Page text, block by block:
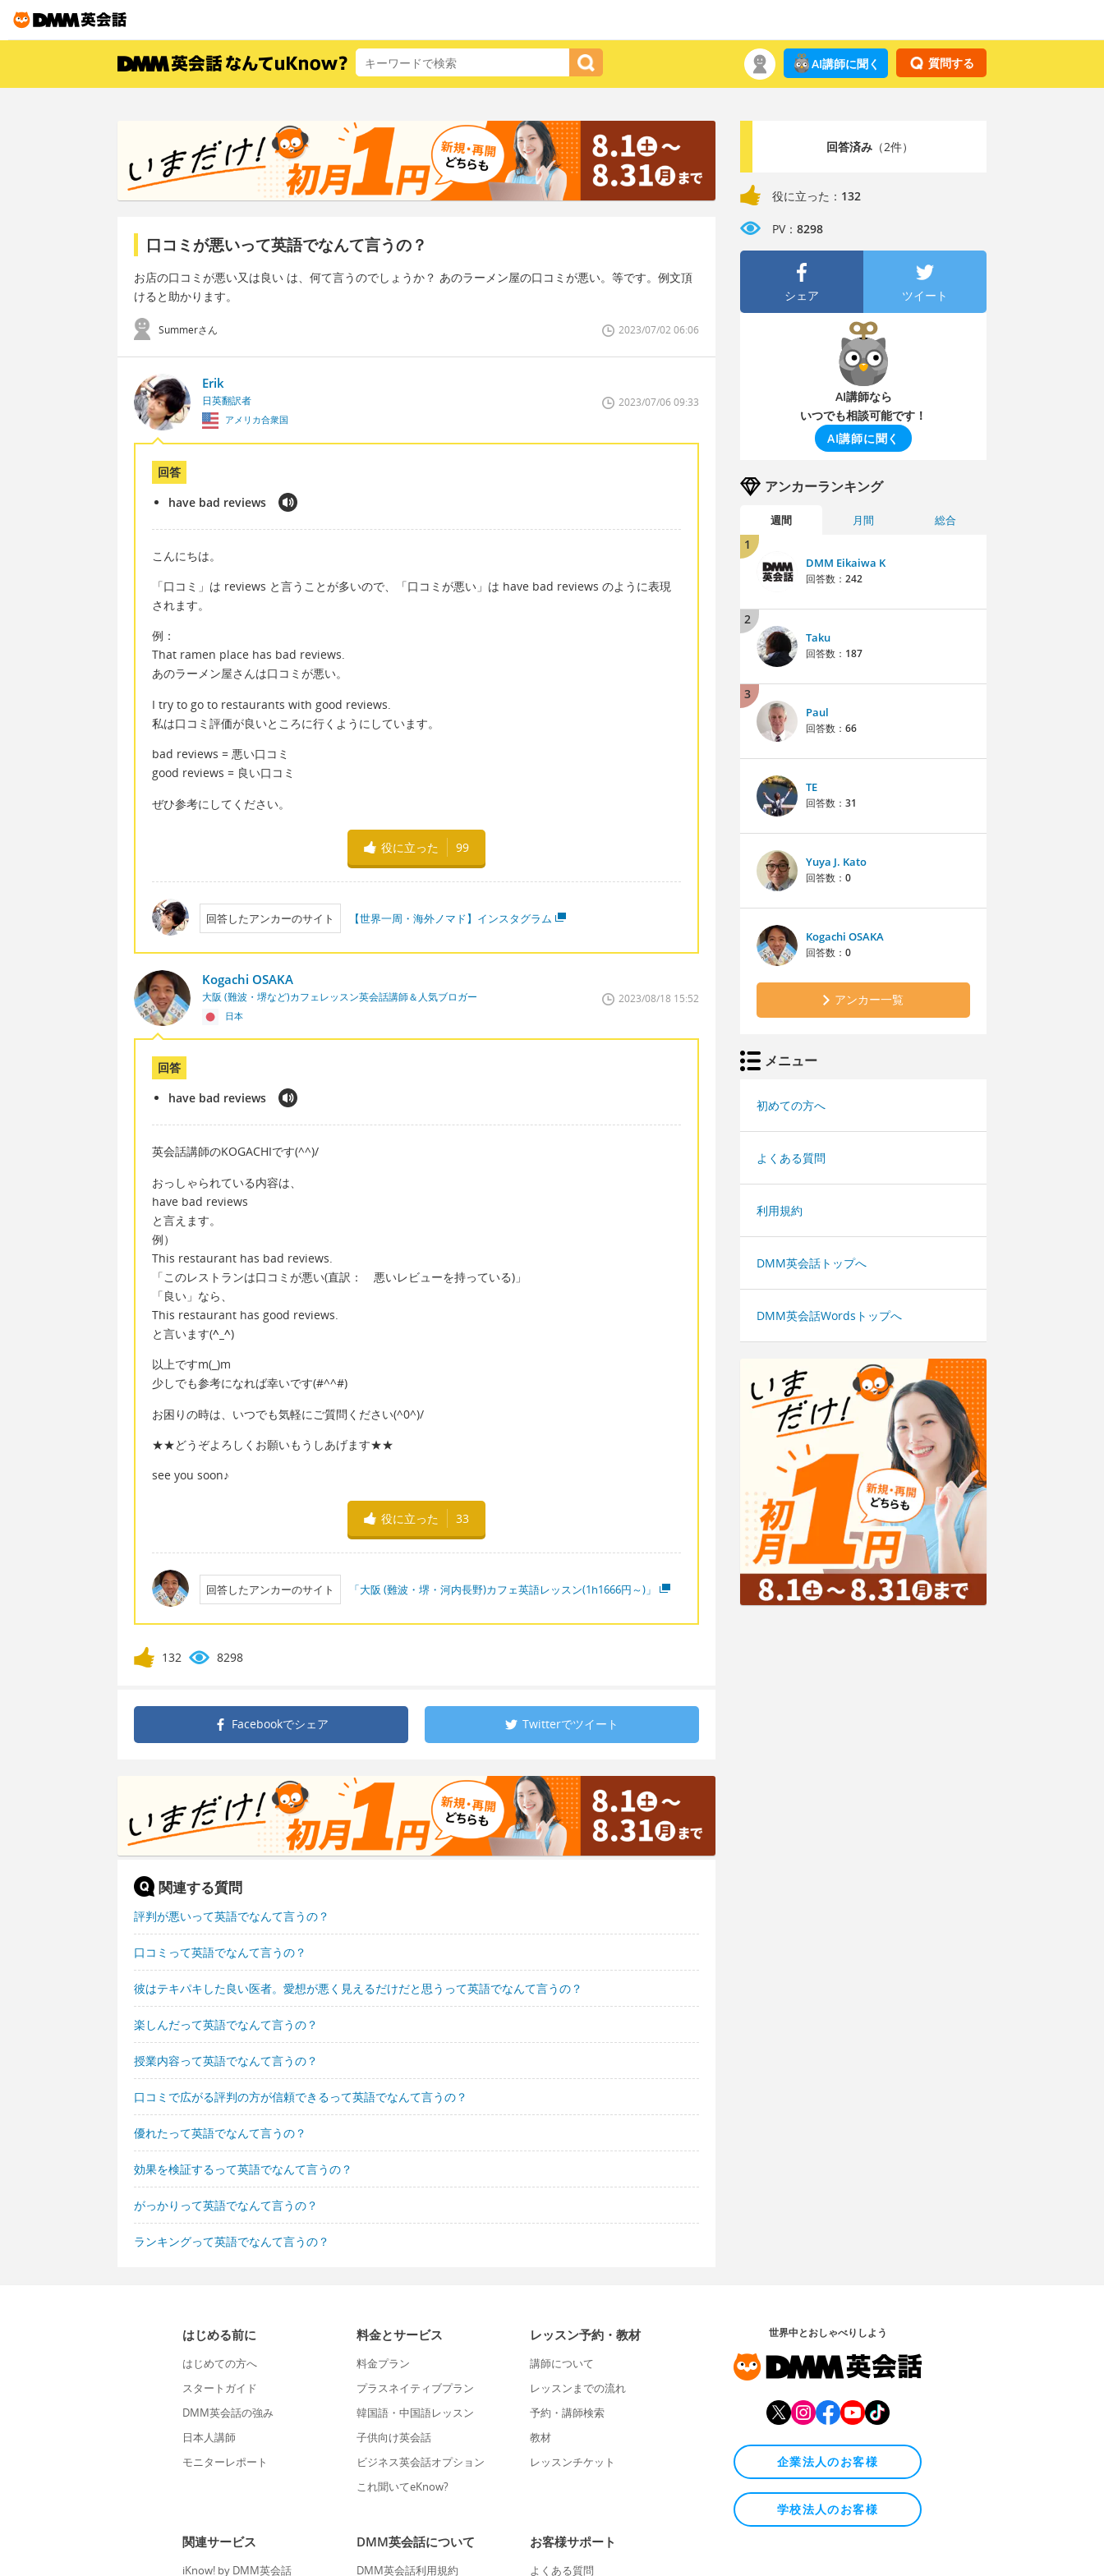
質問する
AI講師に聞く
口コミが悪いって英語でなんて言うの？
お店の口コミが悪い又は良い は、何て言うのでしょうか？ あのラーメン屋の口コミが悪い。等です。例文頂
けると助かります。
Summerさん 2023/07/02 06:06
Erik
日英翻訳者
アメリカ合衆国
2023/07/06 09:33
回答
have bad reviews
こんにちは。
「口コミ」は reviews と言うことが多いので、「口コミが悪い」は have bad reviews のように表現
されます。
例：
That ramen place has bad reviews.
あのラーメン屋さんは口コミが悪い。
I try to go to restaurants with good reviews.
私は口コミ評価が良いところに行くようにしています。
bad reviews = 悪い口コミ
good reviews = 良い口コミ
ぜひ参考にしてください。
役に立った 99
回答したアンカーのサイト 【世界一周・海外ノマド】インスタグラム
Kogachi OSAKA
大阪 (難波・堺など)カフェレッスン英会話講師＆人気ブロガー
日本
2023/08/18 15:52
回答
have bad reviews
英会話講師のKOGACHIです(^^)/
おっしゃられている内容は、
have bad reviews
と言えます。
例）
This restaurant has bad reviews.
「このレストランは口コミが悪い(直訳： 悪いレビューを持っている)」
「良い」なら、
This restaurant has good reviews.
と言います(^_^)
以上ですm(_)m
少しでも参考になれば幸いです(#^^#)
お困りの時は、いつでも気軽にご質問ください(^0^)/
★★どうぞよろしくお願いもうしあげます★★
see you soon♪
役に立った 33
回答したアンカーのサイト 「大阪 (難波・堺・河内長野)カフェ英語レッスン(1h1666円～)」
132 8298
Facebookでシェア Twitterでツイート
関連する質問
評判が悪いって英語でなんて言うの？
口コミって英語でなんて言うの？
彼はテキパキした良い医者。愛想が悪く見えるだけだと思うって英語でなんて言うの？
楽しんだって英語でなんて言うの？
授業内容って英語でなんて言うの？
口コミで広がる評判の方が信頼できるって英語でなんて言うの？
優れたって英語でなんて言うの？
効果を検証するって英語でなんて言うの？
がっかりって英語でなんて言うの？
ランキングって英語でなんて言うの？
回答済み（2件）
役に立った： 132
PV： 8298
シェア ツイート
AI講師なら
いつでも相談可能です！
AI講師に聞く
アンカーランキング
週間 月間 総合
1
DMM Eikaiwa K
回答数： 242
2
Taku
回答数： 187
3
Paul
回答数： 66
TE
回答数： 31
Yuya J. Kato
回答数： 0
Kogachi OSAKA
回答数： 0
アンカー一覧
メニュー
初めての方へ
よくある質問
利用規約
DMM英会話トップへ
DMM英会話Wordsトップへ
はじめる前に
はじめての方へ
スタートガイド
DMM英会話の強み
日本人講師
モニターレポート
料金とサービス
料金プラン
プラスネイティブプラン
韓国語・中国語レッスン
子供向け英会話
ビジネス英会話オプション
これ聞いてeKnow?
レッスン予約・教材
講師について
レッスンまでの流れ
予約・講師検索
教材
レッスンチケット
関連サービス
iKnow! by DMM英会話
DMM英会話について
DMM英会話利用規約
お客様サポート
よくある質問
世界中とおしゃべりしよう
企業法人のお客様
学校法人のお客様